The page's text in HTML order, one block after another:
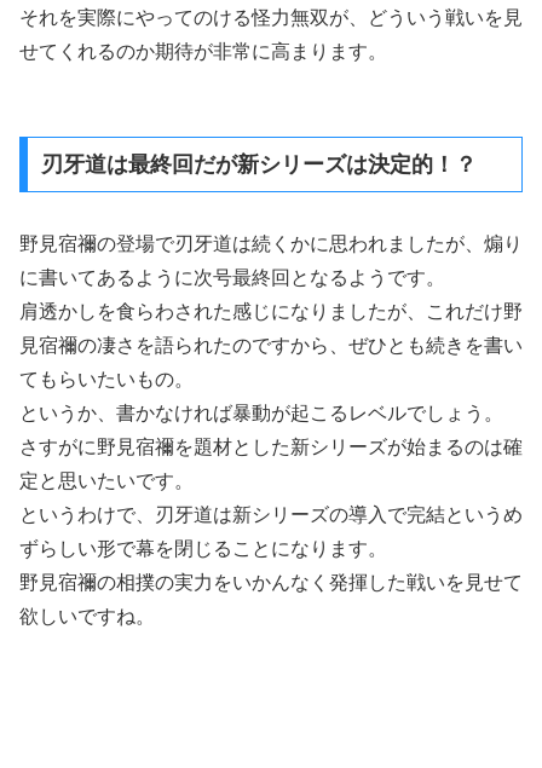
それを実際にやってのける怪力無双が、どういう戦いを見
せてくれるのか期待が非常に高まります。
刃牙道は最終回だが新シリーズは決定的！？
野見宿禰の登場で刃牙道は続くかに思われましたが、煽り
に書いてあるように次号最終回となるようです。
肩透かしを食らわされた感じになりましたが、これだけ野
見宿禰の凄さを語られたのですから、ぜひとも続きを書い
てもらいたいもの。
というか、書かなければ暴動が起こるレベルでしょう。
さすがに野見宿禰を題材とした新シリーズが始まるのは確
定と思いたいです。
というわけで、刃牙道は新シリーズの導入で完結というめ
ずらしい形で幕を閉じることになります。
野見宿禰の相撲の実力をいかんなく発揮した戦いを見せて
欲しいですね。